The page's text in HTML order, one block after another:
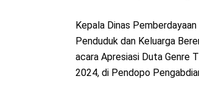
Kepala Dinas
Penduduk dan Keluarga
acara Apresiasi Duta Genre
2024, di Pendopo